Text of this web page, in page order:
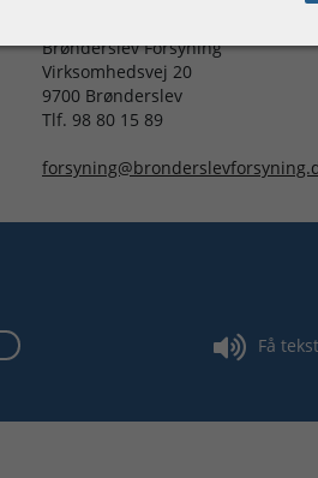
Brønderslev Forsyning
Virksomhedsvej 20
9700 Brønderslev
Tlf. 98 80 15 89
Tænd eller sluk for Adgang med tegn
Få